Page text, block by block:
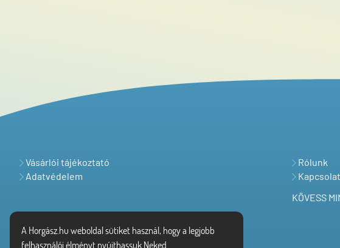
A Horgász.hu weboldal sütiket használ, hogy a legjobb
felhasználói élményt nyújthassuk Neked.
Vásárlói tájékoztató
Adatvédelem
Rólunk
Kapcsolat
KÖVESS